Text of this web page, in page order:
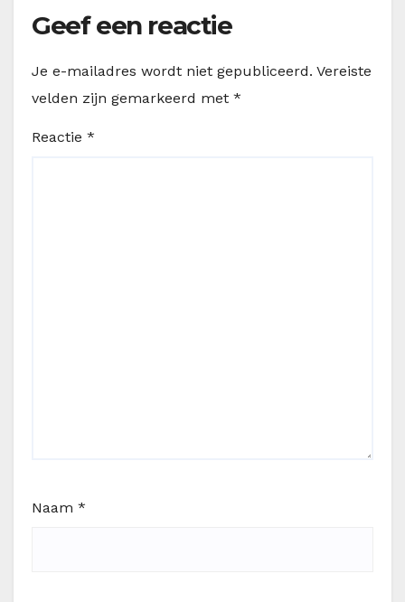
Geef een reactie
Je e-mailadres wordt niet gepubliceerd. Vereiste
velden zijn gemarkeerd met *
Reactie *
Naam *